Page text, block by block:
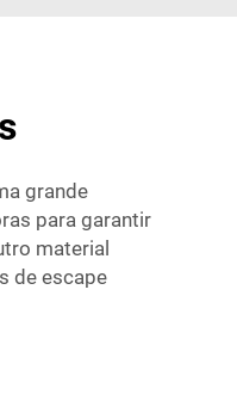
grande
para garantir
material
de escape